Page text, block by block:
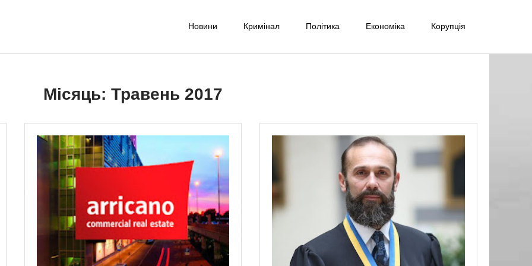
Новини Кримінал Політика Економіка Корупція
Місяць: Травень 2017